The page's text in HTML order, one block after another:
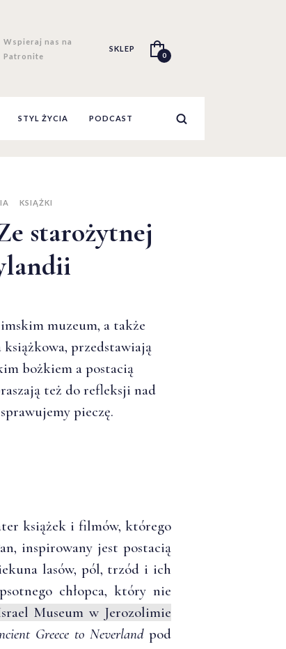
Wspieraj nas na
Patronite
SKLEP
0
STYL ŻYCIA PODCAST
KSIĄŻKI
starożytnej
muzeum, a także
przedstawiają
bożkiem a postacią
też do refleksji nad
pieczę.
książek i filmów, którego
inspirowany jest postacią
lasów, pól, trzód i ich
chłopca, który nie
Museum w Jerozolimie
Greece to Neverland pod